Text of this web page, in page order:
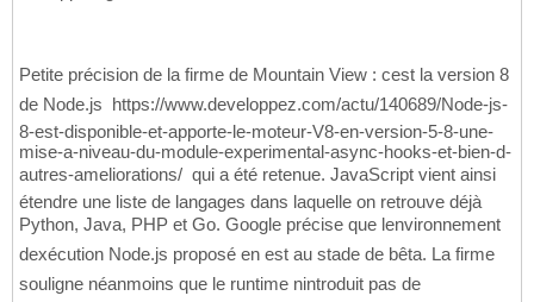
Petite précision de la firme de Mountain View : cest la version 8
de Node.js  https://www.developpez.com/actu/140689/Node-js-
8-est-disponible-et-apporte-le-moteur-V8-en-version-5-8-une-
mise-a-niveau-du-module-experimental-async-hooks-et-bien-d-
autres-ameliorations/  qui a été retenue. JavaScript vient ainsi
étendre une liste de langages dans laquelle on retrouve déjà
Python, Java, PHP et Go. Google précise que lenvironnement
dexécution Node.js proposé en est au stade de bêta. La firme
souligne néanmoins que le runtime nintroduit pas de